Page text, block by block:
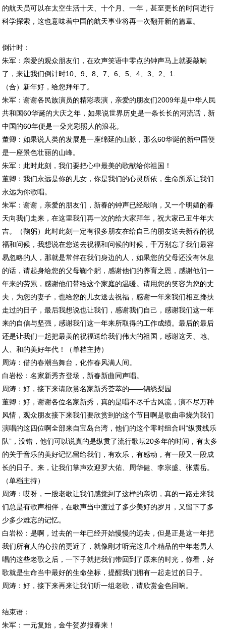
的航天员可以在太空生活十天、十个月、一年，甚至更长的时间进行
科学探索，这也意味着中国的航天事业将再一次翻开新的篇章。
倒计时：
朱军：亲爱的观众朋友们，在欢声笑语中零点的钟声马上就要敲响
了，来让我们倒计时10、9、8、7、6、5、4、3、2、1.
（合）新年好，给您拜年了。
朱军：谢谢各民族演员的精彩表演，亲爱的朋友们2009年是中华人民
共和国60华诞的大庆之年，如果说世界历史是一条长长的河流话，新
中国的60年便是一朵光彩照人的浪花。
董卿：如果说人类的发展是一座绵延的山脉，那么60华诞的新中国便
是一座景色壮丽的山峰。
朱军：此时此刻，我们要把心中最美的歌献给你祖国！
董卿：我们永远是你的儿女，你是我们的心灵所依，生命所系让我们
永远为你歌唱。
朱军：谢谢，亲爱的朋友们，新春的钟声已经敲响，又一个明媚的春
天向我们走来，在这里我们再一次的给大家拜年，祝大家己丑牛年大
吉。（鞠躬）此时此刻一定有很多朋友在给自己的朋友送去新春的祝
福和问候，我想说在您送去祝福和问候的时候，千万别忘了我们最容
易忽略的人，那就是常伴在我们身边的人，如果您的父母还没有休息
的话，请起身给您的父母鞠个躬，感谢他们的养育之恩，感谢他们一
年来的劳累，感谢他们带给这个家庭的温暖。请用您的笑容为您的丈
夫，为您的妻子，也给您的儿女送去祝福，感谢一年来我们相互搀扶
走过的日子，最后我想说也让我们，感谢我们自己，感谢我们这一年
来的自信与坚强，感谢我们这一年来所取得的工作成绩。最后的最后
还是让我们一起把最美的祝福送给我们伟大的祖国，感谢这天、地、
人、和的美好年代！（单档主持）
周涛：借的春潮当舞台，化作春风满人间。
白岩松：名家新秀齐登场，新春新曲同声唱。
周涛：好，接下来请欣赏名家新秀荟萃的——锦绣梨园
董卿：好，谢谢各位名家新秀，真的是唱不尽千古风流，演不尽万种
风情，观众朋友接下来我们要欣赏到的这个节目啊是歌曲串烧为我们
演唱的这四位啊全部来自宝岛台湾，他们的这个零时组合叫“纵贯线乐
队”，没错，他们可以说真的是纵贯了流行歌坛20多年的时间，有太多
的关于音乐的美好记忆留给我们，有欢乐，有感动，有一段又一段成
长的日子。来，让我们掌声欢迎罗大佑、周华健、李宗盛、张震岳。
（单档主持）
周涛：哎呀，一股老歌让我们感觉到了这样的亲切，真的一路走来我
们总是有歌声相伴，在歌声当中渡过了多少美好的岁月，又留下了多
少多少难忘的记忆。
白岩松：是啊，过去的一年已经开始慢慢的远去，但是正是这一年把
我们所有人的心拉的更近了，就像刚才听完这几个精品的中年老男人
唱的这些老歌之后，一下子就把我们带回到了原来的时光，你看，好
歌就是生命当中最好的生命坐标，提醒我们拥有一起走过的日子。
周涛：好，接下来再来让我们听一组老歌，请欣赏金色回响。
结束语：
朱军：一元复始，金牛贺岁报春来！